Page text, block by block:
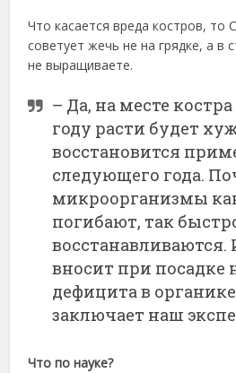
Что касается вреда костров, то
советует жечь не на грядке, а в
не выращиваете.
– Да, на месте
году расти будет
восстановится
следующего года.
микроорганизмы
погибают, так
вносит при посадке
дефицита в
заключает наш
Что по науке?